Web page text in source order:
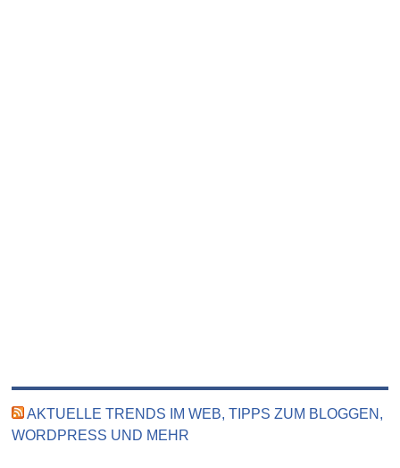
AKTUELLE TRENDS IM WEB, TIPPS ZUM BLOGGEN,
WORDPRESS UND MEHR